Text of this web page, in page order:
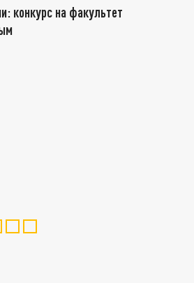
конкурс на факультет